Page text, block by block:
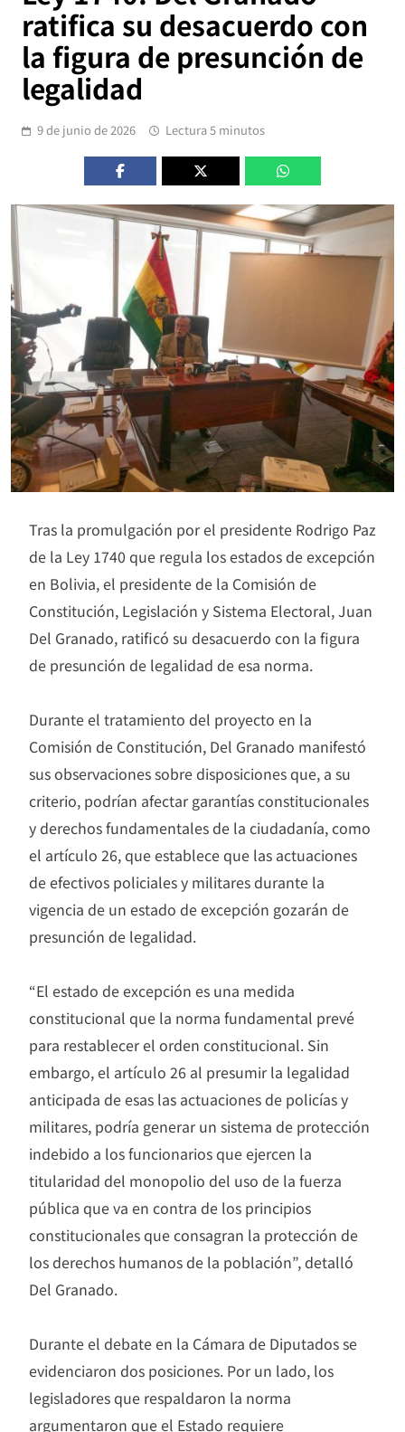
ratifica su desacuerdo con
la figura de presunción de
legalidad
9 de junio de 2026 Lectura 5 minutos
Tras la promulgación por el presidente Rodrigo Paz
de la Ley 1740 que regula los estados de excepción
en Bolivia, el presidente de la Comisión de
Constitución, Legislación y Sistema Electoral, Juan
Del Granado, ratificó su desacuerdo con la figura
de presunción de legalidad de esa norma.
Durante el tratamiento del proyecto en la
Comisión de Constitución, Del Granado manifestó
sus observaciones sobre disposiciones que, a su
criterio, podrían afectar garantías constitucionales
y derechos fundamentales de la ciudadanía, como
el artículo 26, que establece que las actuaciones
de efectivos policiales y militares durante la
vigencia de un estado de excepción gozarán de
presunción de legalidad.
“El estado de excepción es una medida
constitucional que la norma fundamental prevé
para restablecer el orden constitucional. Sin
embargo, el artículo 26 al presumir la legalidad
anticipada de esas las actuaciones de policías y
militares, podría generar un sistema de protección
indebido a los funcionarios que ejercen la
titularidad del monopolio del uso de la fuerza
pública que va en contra de los principios
constitucionales que consagran la protección de
los derechos humanos de la población”, detalló
Del Granado.
Durante el debate en la Cámara de Diputados se
evidenciaron dos posiciones. Por un lado, los
legisladores que respaldaron la norma
argumentaron que el Estado requiere